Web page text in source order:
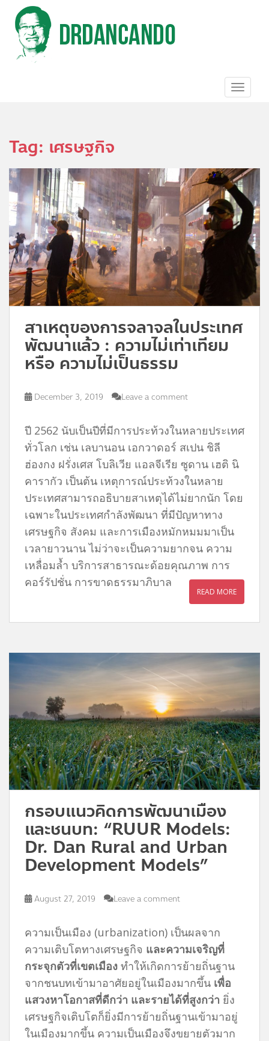
Tag: เศรษฐกิจ
สาเหตุของการจลาจลในประเทศ
พัฒนาแล้ว : ความไม่เท่าเทียม
หรือ ความไม่เป็นธรรม
December 3, 2019 Leave a comment
ปี 2562 นับเป็นปีที่มีการประท้วงในหลายประเทศ
ทั่วโลก เช่น เลบานอน เอกวาดอร์ สเปน ชิลี
ฮ่องกง ฝรั่งเศส โบลิเวีย แอลจีเรีย ซูดาน เฮติ นิ
คารากัว เป็นต้น เหตุการณ์ประท้วงในหลาย
ประเทศสามารถอธิบายสาเหตุได้ไม่ยากนัก โดย
เฉพาะในประเทศกำลังพัฒนา ที่มีปัญหาทาง
เศรษฐกิจ สังคม และการเมืองหมักหมมมาเป็น
เวลายาวนาน ไม่ว่าจะเป็นความยากจน ความ
เหลื่อมล้ำ บริการสาธารณะด้อยคุณภาพ การ
คอร์รัปชั่น การขาดธรรมาภิบาล
READ MORE
กรอบแนวคิดการพัฒนาเมือง
และชนบท: “RUUR Models:
Dr. Dan Rural and Urban
Development Models”
August 27, 2019 Leave a comment
ความเป็นเมือง (urbanization) เป็นผลจาก
ความเติบโตทางเศรษฐกิจ และความเจริญที่
กระจุกตัวที่เขตเมือง ทำให้เกิดการย้ายถิ่นฐาน
จากชนบทเข้ามาอาศัยอยู่ในเมืองมากขึ้น เพื่อ
แสวงหาโอกาสที่ดีกว่า และรายได้ที่สูงกว่า ยิ่ง
เศรษฐกิจเติบโตก็ยิ่งมีการย้ายถิ่นฐานเข้ามาอยู่
ในเมืองมากขึ้น ความเป็นเมืองจึงขยายตัวมาก